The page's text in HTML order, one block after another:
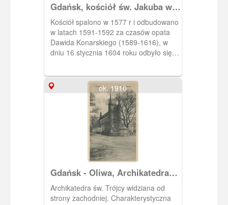
Gdańsk, kościół św. Jakuba w
Oliwie
Kościół spalono w 1577 r i odbudowano
w latach 1591-1592 za czasów opata
Dawida Konarskiego (1589-1616), w
dniu 16 stycznia 1604 roku odbyło się
ok. 1910
Gdańsk - Oliwa, Archikatedra
św. Trójcy
Archikatedra św. Trójcy widziana od
strony zachodniej. Charakterystyczna